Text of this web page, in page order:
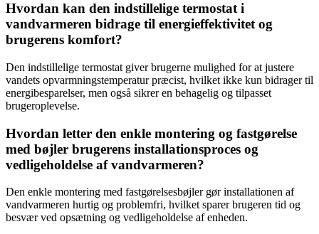
Hvordan kan den indstillelige termostat i
vandvarmeren bidrage til energieffektivitet og
brugerens komfort?
Den indstillelige termostat giver brugerne mulighed for at justere
vandets opvarmningstemperatur præcist, hvilket ikke kun bidrager til
energibesparelser, men også sikrer en behagelig og tilpasset
brugeroplevelse.
Hvordan letter den enkle montering og fastgørelse
med bøjler brugerens installationsproces og
vedligeholdelse af vandvarmeren?
Den enkle montering med fastgørelsesbøjler gør installationen af
vandvarmeren hurtig og problemfri, hvilket sparer brugeren tid og
besvær ved opsætning og vedligeholdelse af enheden.